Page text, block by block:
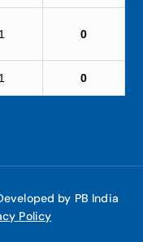
1 0
1 0
by PB India
Policy